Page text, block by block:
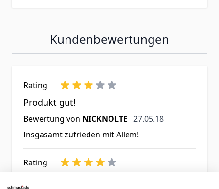
Kundenbewertungen
Rating
Produkt gut!
Bewertung von NICKNOLTE 27. Mai 2018
27.05.18
Insgasamt zufrieden mit Allem!
Rating